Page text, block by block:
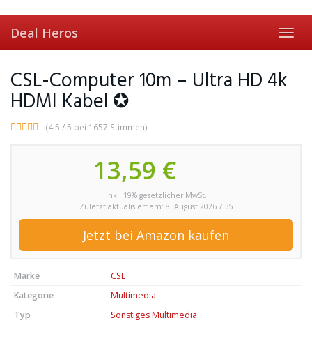
to
main
content
Deal Heros
CSL-Computer 10m – Ultra HD 4k
HDMI Kabel ✪
(4.5 / 5 bei 1657 Stimmen)
13,59 €
inkl. 19% gesetzlicher MwSt.
Zuletzt aktualisiert am: 8. August 2026 7:35
Jetzt bei Amazon kaufen
Marke
CSL
Kategorie
Multimedia
Typ
Sonstiges Multimedia